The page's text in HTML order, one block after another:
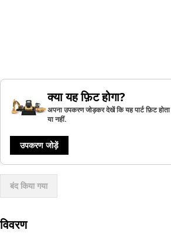
क्या यह फ़िट होगा?
अपना उपकरण जोड़कर देखें कि यह पार्ट फ़िट
या नहीं.
उपकरण जोड़ें
बंद किया गया
विवरण